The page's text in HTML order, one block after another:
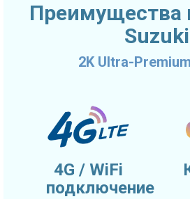
Преимущества
Suzuki
2K Ultra-
4G / WiFi
подключение